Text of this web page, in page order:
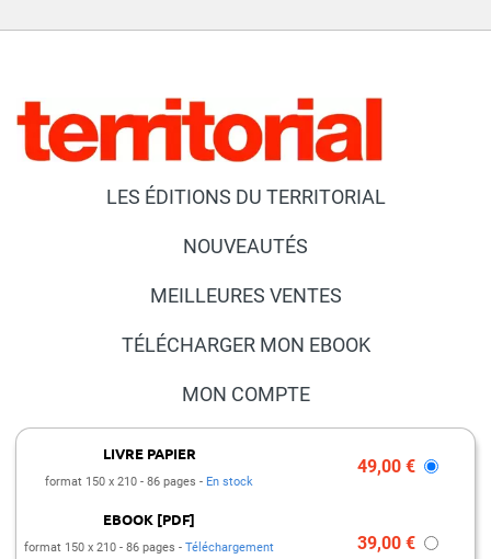
LIVRE PAPIER
format 150 x 210 86 pages En stock
49,00 €
EBOOK [PDF]
format 150 x 210 86 pages Téléchargement 39,00 €
LES ÉDITIONS DU TERRITORIAL
NOUVEAUTÉS
MEILLEURES VENTES
TÉLÉCHARGER MON EBOOK
MON COMPTE
FAQ
PRESSE ET PARTENARIATS